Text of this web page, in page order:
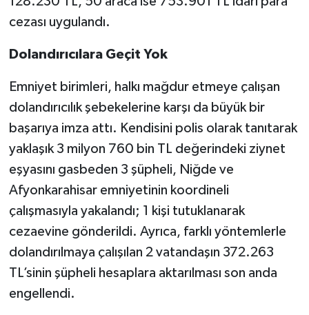
cezası uygulandı.
Dolandırıcılara Geçit Yok
Emniyet birimleri, halkı mağdur etmeye çalışan
dolandırıcılık şebekelerine karşı da büyük bir
başarıya imza attı. Kendisini polis olarak tanıtarak
yaklaşık 3 milyon 760 bin TL değerindeki ziynet
eşyasını gasbeden 3 şüpheli, Niğde ve
Afyonkarahisar emniyetinin koordineli
çalışmasıyla yakalandı; 1 kişi tutuklanarak
cezaevine gönderildi. Ayrıca, farklı yöntemlerle
dolandırılmaya çalışılan 2 vatandaşın 372.263
TL’sinin şüpheli hesaplara aktarılması son anda
engellendi.